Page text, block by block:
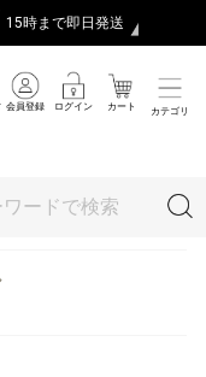
15時まで即日発送
会員登録 ログイン カート カテゴリ